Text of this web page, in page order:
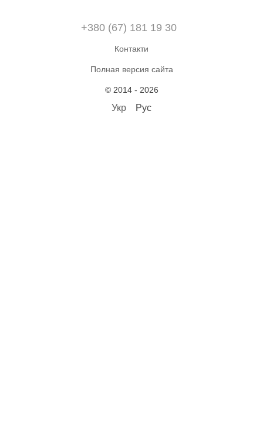
+380 (67) 181 19 30
Контакти
Полная версия сайта
© 2014 - 2026
Укр Рус